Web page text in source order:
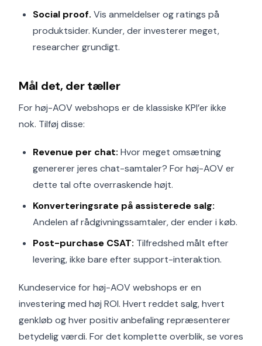
Social proof. Vis anmeldelser og ratings på
produktsider. Kunder, der investerer meget,
researcher grundigt.
Mål det, der tæller
For høj-AOV webshops er de klassiske KPI’er ikke
nok. Tilføj disse:
Revenue per chat: Hvor meget omsætning
genererer jeres chat-samtaler? For høj-AOV er
dette tal ofte overraskende højt.
Konverteringsrate på assisterede salg:
Andelen af rådgivningssamtaler, der ender i køb.
Post-purchase CSAT: Tilfredshed målt efter
levering, ikke bare efter support-interaktion.
Kundeservice for høj-AOV webshops er en
investering med høj ROI. Hvert reddet salg, hvert
genkløb og hver positiv anbefaling repræsenterer
betydelig værdi. For det komplette overblik, se vores